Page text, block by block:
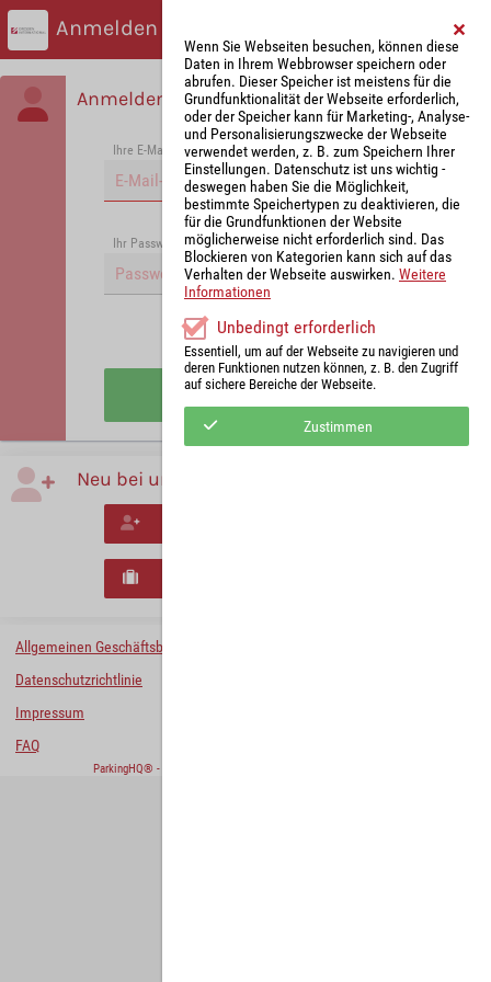
Anmelden
Anmelden
Ihre E-Mail-Adresse *
Passwort vergessen?
Ihr Passwort *
Angemeldet bleiben
Anmelden
Neu bei uns?
Allgemeinen Geschäftsbedingungen
Datenschutzrichtlinie
Impressum
FAQ
ParkingHQ® - eine Lösung von
Wenn Sie Webseiten besuchen, können diese
Daten in Ihrem Webbrowser speichern oder
abrufen. Dieser Speicher ist meistens für die
Grundfunktionalität der Webseite erforderlich,
oder der Speicher kann für Marketing-, Analyse-
und Personalisierungszwecke der Webseite
verwendet werden, z. B. zum Speichern Ihrer
Einstellungen. Datenschutz ist uns wichtig -
deswegen haben Sie die Möglichkeit,
bestimmte Speichertypen zu deaktivieren, die
für die Grundfunktionen der Website
möglicherweise nicht erforderlich sind. Das
Blockieren von Kategorien kann sich auf das
Verhalten der Webseite auswirken. Weitere
Informationen
Unbedingt erforderlich
Essentiell, um auf der Webseite zu navigieren und
deren Funktionen nutzen können, z. B. den Zugriff
auf sichere Bereiche der Webseite.
Zustimmen